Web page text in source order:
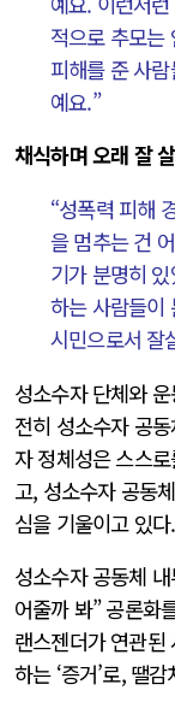
적으로 추모는
피해를 준 사
예요.”
채식하며 오래 잘
“성폭력 피해
을 멈추는 건
기가 분명히
하는 사람들이
시민으로서 잘
성소수자 단체와
전히 성소수자 공
자 정체성은 스스
고, 성소수자 공동
심을 기울이고 있다.
성소수자 공동체
어줄까 봐” 공론화
랜스젠더가 연관된
하는 ‘증거’로, 땔